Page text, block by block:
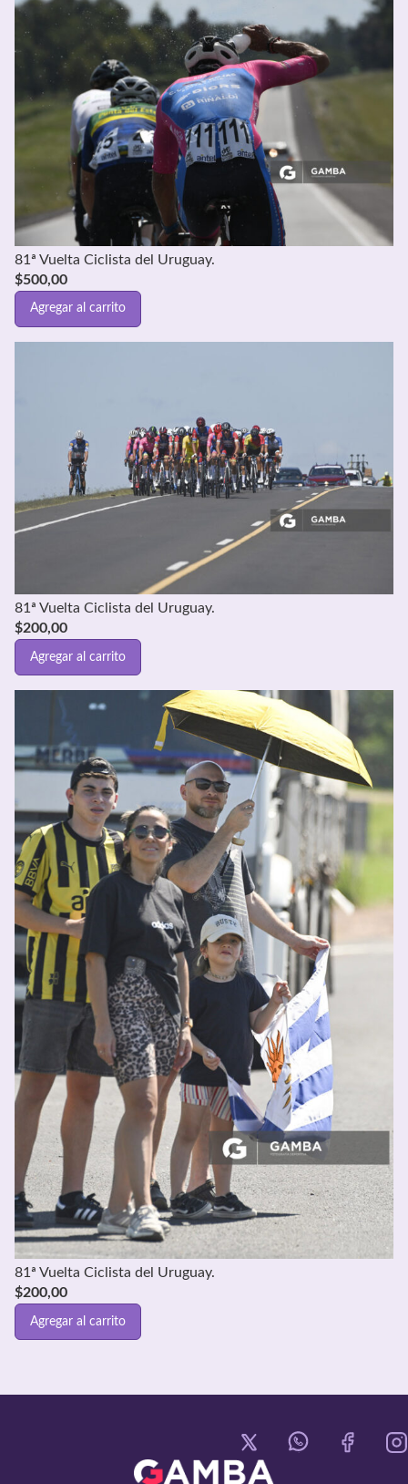
81ª Vuelta Ciclista del Uruguay.
$500,00
Agregar al carrito
81ª Vuelta Ciclista del Uruguay.
$200,00
Agregar al carrito
81ª Vuelta Ciclista del Uruguay.
$200,00
Agregar al carrito